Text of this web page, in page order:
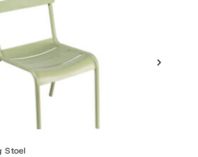
Stoel
Fermob
Stoel